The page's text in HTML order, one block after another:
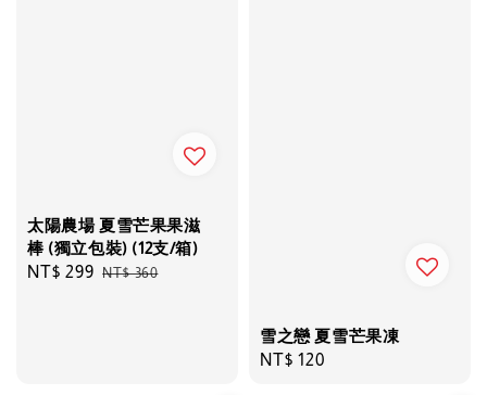
太陽農場 夏雪芒果果滋
棒 (獨立包裝) (12支/箱)
Sale
NT$ 299 Regular
NT$ 360
雪之戀 夏雪芒果凍
Regular
NT$ 120